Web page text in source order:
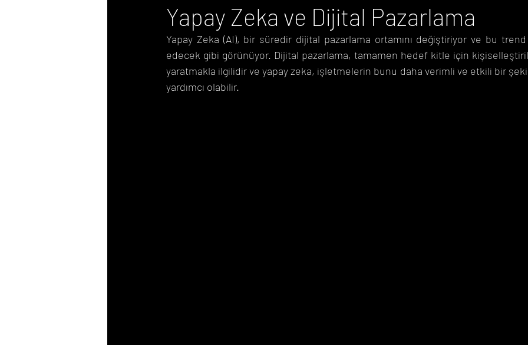
E-Posta Pazarlama Önemli Günler Takvimi Duyurular
Yapay Zeka ve Dijital Pazarlama
Yapay Zeka (AI), bir süredir dijital pazarlama ortamını değiştiriyor ve bu
edecek gibi görünüyor. Dijital pazarlama, tamamen hedef kitle için
yaratmakla ilgilidir ve yapay zeka, işletmelerin bunu daha verimli ve etkili bir
yardımcı olabilir.